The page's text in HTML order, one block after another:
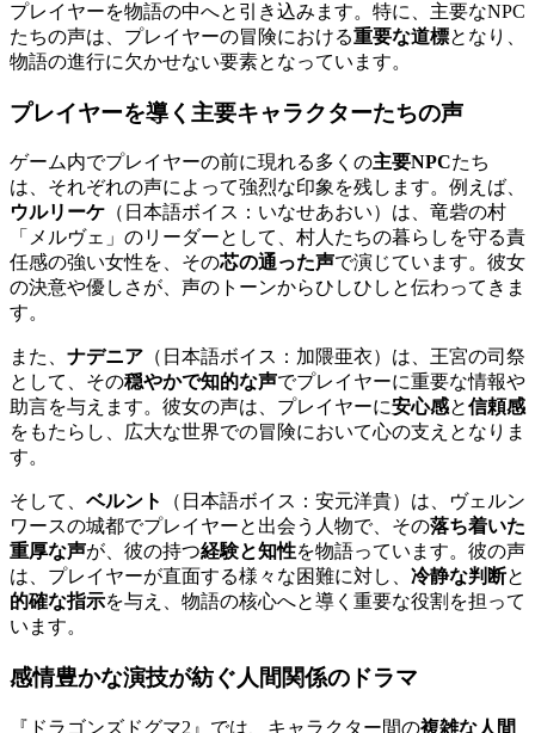
プレイヤーを物語の中へと引き込みます。特に、主要なNPC
たちの声は、プレイヤーの冒険における重要な道標となり、
物語の進行に欠かせない要素となっています。
プレイヤーを導く主要キャラクターたちの声
ゲーム内でプレイヤーの前に現れる多くの主要NPCたち
は、それぞれの声によって強烈な印象を残します。例えば、
ウルリーケ （日本語ボイス：いなせあおい）は、竜砦の村
「メルヴェ」のリーダーとして、村人たちの暮らしを守る責
任感の強い女性を、その芯の通った声で演じています。彼女
の決意や優しさが、声のトーンからひしひしと伝わってきま
す。
また、 ナデニア （日本語ボイス：加隈亜衣）は、王宮の司祭
として、その穏やかで知的な声でプレイヤーに重要な情報や
助言を与えます。彼女の声は、プレイヤーに安心感と信頼感
をもたらし、広大な世界での冒険において心の支えとなりま
す。
そして、 ベルント
（日本語ボイス：安元洋貴）は、ヴェルン
ワースの城都でプレイヤーと出会う人物で、その落ち着いた
重厚な声が、彼の持つ経験と知性を物語っています。彼の声
は、プレイヤーが直面する様々な困難に対し、 冷静な判断と
的確な指示を与え、物語の核心へと導く重要な役割を担って
います。
感情豊かな演技が紡ぐ人間関係のドラマ
『ドラゴンズドグマ2』では、キャラクター間の複雑な人間